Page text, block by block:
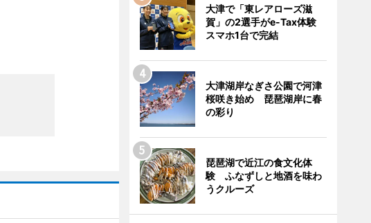
大津で「東レアローズ滋
賀」の2選手がe-Tax体験
スマホ1台で完結
大津湖岸なぎさ公園で河津
桜咲き始め 琵琶湖岸に春
の彩り
琵琶湖で近江の食文化体
験 ふなずしと地酒を味わ
うクルーズ